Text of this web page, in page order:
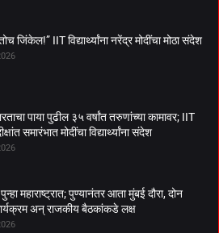
जिंकेल!” IIT विद्यार्थ्यांना नरेंद्र मोदींचा मोठा संदेश
पाया पुढील ३५ वर्षांत तरुणांच्या कामावर; IIT
समारंभात मोदींचा विद्यार्थ्यांना संदेश
महाराष्ट्रात; पुण्यानंतर आता मुंबई दौरा, दोन
अन् राजकीय बैठकांकडे लक्ष